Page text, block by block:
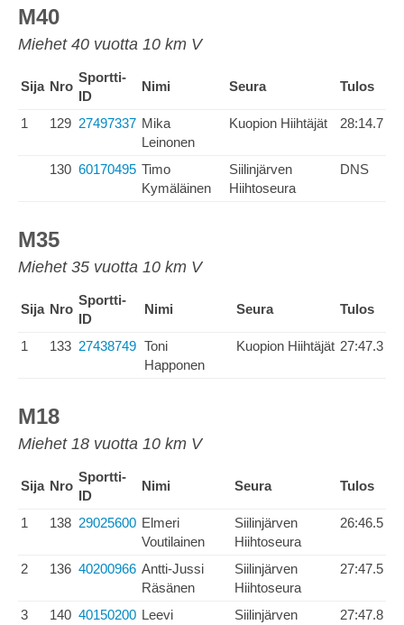
M40
Miehet 40 vuotta 10 km V
Sija Nro
Sportti-
ID
Nimi Seura Tulos
1 129 27497337 Mika
Leinonen
Kuopion Hiihtäjät 28:14.7
130 60170495 Timo
Kymäläinen
Siilinjärven
Hiihtoseura
DNS
M35
Miehet 35 vuotta 10 km V
Sija Nro
Sportti-
ID
Nimi Seura Tulos
1 133 27438749 Toni
Happonen
Kuopion Hiihtäjät 27:47.3
M18
Miehet 18 vuotta 10 km V
Sija Nro
Sportti-
ID
Nimi Seura Tulos
1 138 29025600 Elmeri
Voutilainen
Siilinjärven
Hiihtoseura
26:46.5
2 136 40200966 Antti-Jussi
Räsänen
Siilinjärven
Hiihtoseura
27:47.5
3 140 40150200 Leevi
Siilinjärven
27:47.8